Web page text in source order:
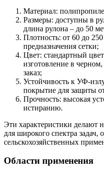
Материал:
Размеры: доступны в
длина рулона – до 50
Плотность: от 60 до
предназначения сетки;
Цвет: стандартный
изготовление в
заказ;
Устойчивость к УФ-
покрытие для защиты
Прочность: высокая
истиранию.
Эти характеристики делают
для широкого спектра задач,
сельскохозяйственных
Области применения